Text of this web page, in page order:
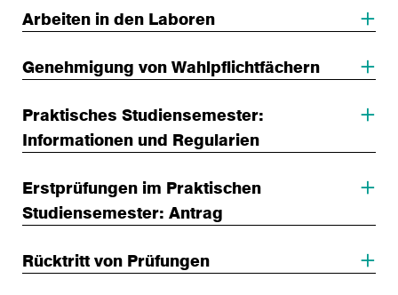
Arbeiten in den Laboren
Genehmigung von Wahlpflichtfächern
Praktisches Studiensemester:
Informationen und Regularien
Erstprüfungen im Praktischen
Studiensemester: Antrag
Rücktritt von Prüfungen